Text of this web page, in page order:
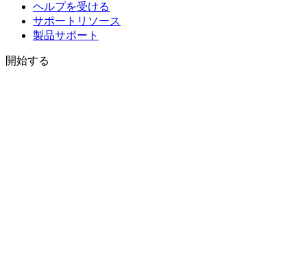
ヘルプを受ける
サポートリソース
製品サポート
開始する